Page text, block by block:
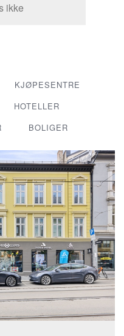
ikke
KJØPESENTRE
HOTELLER
BOLIGER